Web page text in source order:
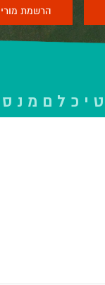
הרשמת
ט י כ ל ם מ נ ס